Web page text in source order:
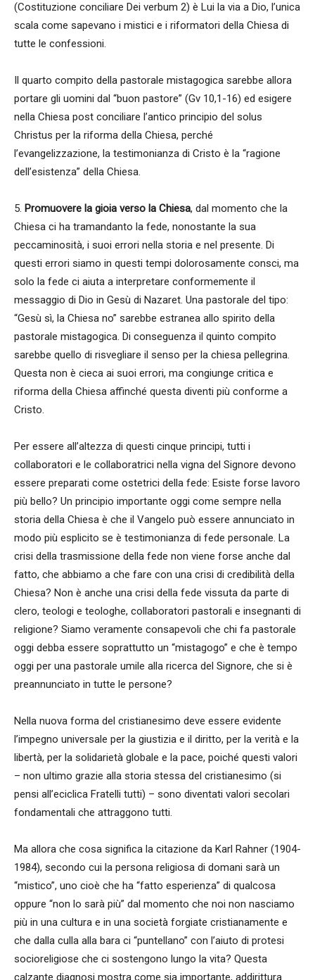
(Costituzione conciliare Dei verbum 2) è Lui la via a Dio, l’unica
scala come sapevano i mistici e i riformatori della Chiesa di
tutte le confessioni.
Il quarto compito della pastorale mistagogica sarebbe allora
portare gli uomini dal “buon pastore” (Gv 10,1-16) ed esigere
nella Chiesa post conciliare l’antico principio del solus
Christus per la riforma della Chiesa, perché
l’evangelizzazione, la testimonianza di Cristo è la “ragione
dell’esistenza” della Chiesa.
5. Promuovere la gioia verso la Chiesa, dal momento che la
Chiesa ci ha tramandanto la fede, nonostante la sua
peccaminosità, i suoi errori nella storia e nel presente. Di
questi errori siamo in questi tempi dolorosamente consci, ma
solo la fede ci aiuta a interpretare conformemente il
messaggio di Dio in Gesù di Nazaret. Una pastorale del tipo:
“Gesù sì, la Chiesa no” sarebbe estranea allo spirito della
pastorale mistagogica. Di conseguenza il quinto compito
sarebbe quello di risvegliare il senso per la chiesa pellegrina.
Questa non è cieca ai suoi errori, ma congiunge critica e
riforma della Chiesa affinché questa diventi più conforme a
Cristo.
Per essere all’altezza di questi cinque principi, tutti i
collaboratori e le collaboratrici nella vigna del Signore devono
essere preparati come ostetrici della fede: Esiste forse lavoro
più bello? Un principio importante oggi come sempre nella
storia della Chiesa è che il Vangelo può essere annunciato in
modo più esplicito se è testimonianza di fede personale. La
crisi della trasmissione della fede non viene forse anche dal
fatto, che abbiamo a che fare con una crisi di credibilità della
Chiesa? Non è anche una crisi della fede vissuta da parte di
clero, teologi e teologhe, collaboratori pastorali e insegnanti di
religione? Siamo veramente consapevoli che chi fa pastorale
oggi debba essere soprattutto un “mistagogo” e che è tempo
oggi per una pastorale umile alla ricerca del Signore, che si è
preannunciato in tutte le persone?
Nella nuova forma del cristianesimo deve essere evidente
l’impegno universale per la giustizia e il diritto, per la verità e la
libertà, per la solidarietà globale e la pace, poiché questi valori
– non ultimo grazie alla storia stessa del cristianesimo (si
pensi all’eciclica Fratelli tutti) – sono diventati valori secolari
fondamentali che attraggono tutti.
Ma allora che cosa significa la citazione da Karl Rahner (1904-
1984), secondo cui la persona religiosa di domani sarà un
“mistico”, uno cioè che ha “fatto esperienza” di qualcosa
oppure “non lo sarà più” dal momento che noi non nasciamo
più in una cultura e in una società forgiate cristianamente e
che dalla culla alla bara ci “puntellano” con l’aiuto di protesi
socioreligiose che ci sostengono lungo la vita? Questa
calzante diagnosi mostra come sia importante, addirittura